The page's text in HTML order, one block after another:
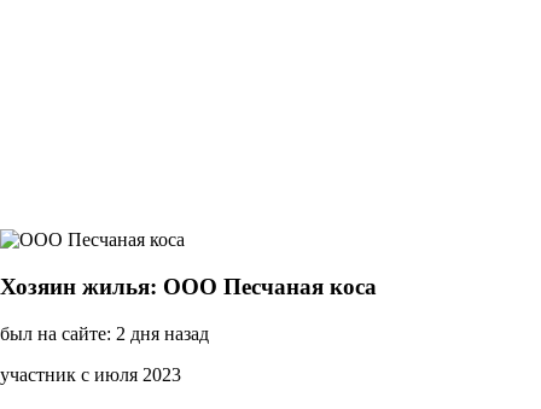
Хозяин жилья: ООО Песчаная коса
был на сайте: 2 дня назад
участник с июля 2023